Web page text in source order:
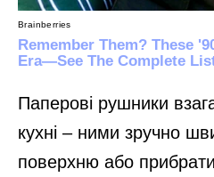
Паперові рушники
кухні – ними зручно
поверхню або